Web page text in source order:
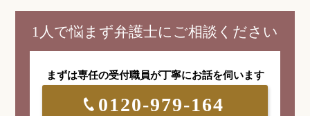
1人で悩まず弁護士にご相談ください
まずは専任の受付職員が丁寧にお話を伺います
0120-979-164